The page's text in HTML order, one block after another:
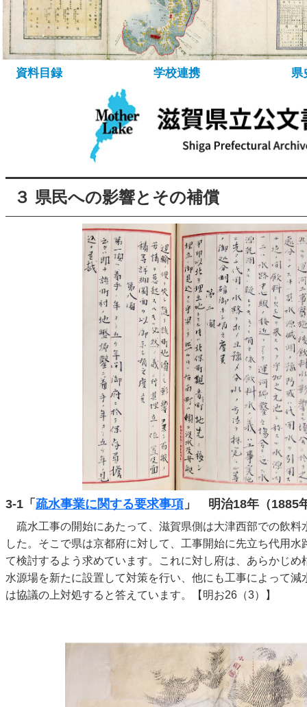
所蔵資料について 資料の探し方 デ
資料目録 学校連携 県
３ 県民への影響とその補償
3-1「 疏水事業に関する要求事項 」 明治18年（1885
疏水工事の開始にあたって、滋賀県側は大津西部での飲料
した。そこで県は京都府に対して、工事開始に先立ち代用
て検討するよう求めています。これに対し府は、あらかじめ
水源場を新たに設置して対策を行い、他にも工事によって減
は協議の上対処すると答えています。【明お26（3）】